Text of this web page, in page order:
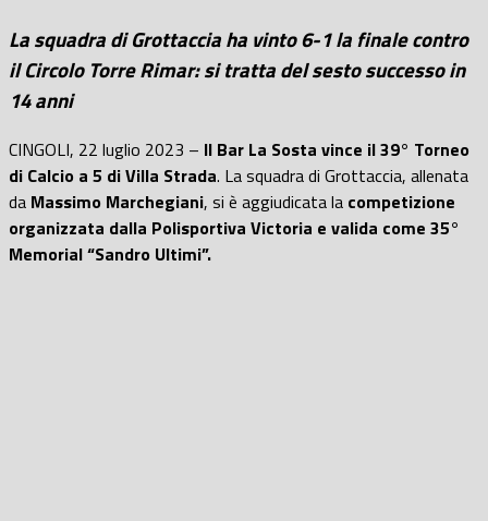
La squadra di Grottaccia ha vinto 6-1 la finale contro
il Circolo Torre Rimar: si tratta del sesto successo in
14 anni
CINGOLI, 22 luglio 2023 – Il Bar La Sosta vince il 39° Torneo
di Calcio a 5 di Villa Strada. La squadra di Grottaccia, allenata
da Massimo Marchegiani, si è aggiudicata la competizione
organizzata dalla Polisportiva Victoria e valida come 35°
Memorial “Sandro Ultimi”.